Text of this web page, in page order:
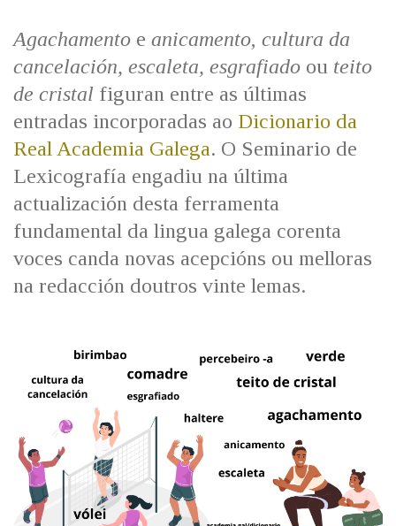
MARCIAL DEL ADALID
CASA-MUSEO EMILIA PARDO
BAZÁN
60 ANOS DLG
PRIMAVERA DAS LETRAS
PORTAL DAS PALABRAS
Agachamento e anicamento, cultura da
cancelación, escaleta, esgrafiado ou teito
de cristal figuran entre as últimas
entradas incorporadas ao Dicionario da
Real Academia Galega. O Seminario de
Lexicografía engadiu na última
actualización desta ferramenta
fundamental da lingua galega corenta
voces canda novas acepcións ou melloras
na redacción doutros vinte lemas.